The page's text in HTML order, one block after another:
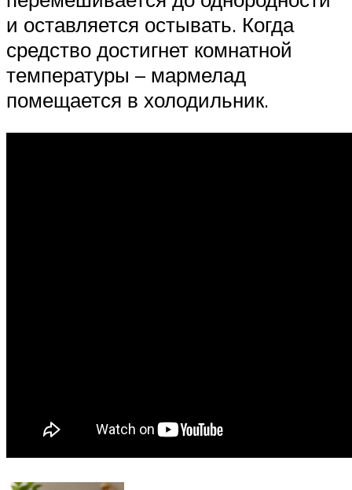
и оставляется остывать. Когда
средство достигнет комнатной
температуры – мармелад
помещается в холодильник.